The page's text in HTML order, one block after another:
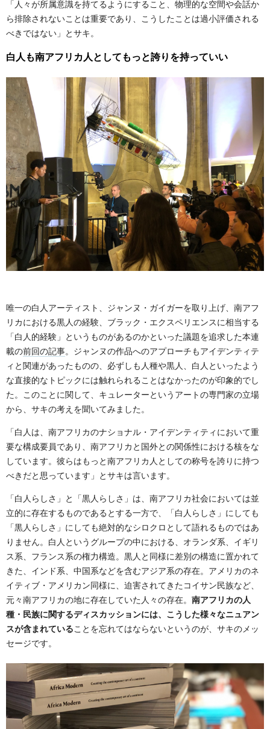
「人々が所属意識を持てるようにすること、物理的な空間や会話か
ら排除されないことは重要であり、こうしたことは過小評価される
べきではない」とサキ。
白人も南アフリカ人としてもっと誇りを持っていい
唯一の白人アーティスト、ジャンヌ・ガイガーを取り上げ、南アフ
リカにおける黒人の経験、ブラック・エクスペリエンスに相当する
「白人的経験」というものがあるのかといった議題を追求した本連
載の前回の記事。ジャンヌの作品へのアプローチもアイデンティテ
ィと関連があったものの、必ずしも人種や黒人、白人といったよう
な直接的なトピックには触れられることはなかったのが印象的でし
た。このことに関して、キュレーターというアートの専門家の立場
から、サキの考えを聞いてみました。
「白人は、南アフリカのナショナル・アイデンティティにおいて重
要な構成要員であり、南アフリカと国外との関係性における核をな
しています。彼らはもっと南アフリカ人としての称号を誇りに持つ
べきだと思っています」とサキは言います。
「白人らしさ」と「黒人らしさ」は、南アフリカ社会においては並
立的に存在するものであるとする一方で、「白人らしさ」にしても
「黒人らしさ」にしても絶対的なシロクロとして語れるものではあ
りません。白人というグループの中における、オランダ系、イギリ
ス系、フランス系の権力構造。黒人と同様に差別の構造に置かれて
きた、インド系、中国系などを含むアジア系の存在。アメリカのネ
イティブ・アメリカン同様に、迫害されてきたコイサン民族など、
元々南アフリカの地に存在していた人々の存在。 南アフリカの人
種・民族に関するディスカッションには、こうした様々なニュアン
スが含まれていることを忘れてはならないというのが、サキのメッ
セージです。